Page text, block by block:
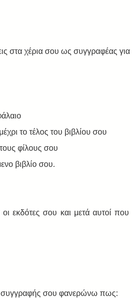
στα χέρια σου ως συγγραφέας για
το τέλος του βιβλίου σου
φίλους σου
βιβλίο σου.
εκδότες σου και μετά αυτοί
συγγραφής σου φανερώνω πως: